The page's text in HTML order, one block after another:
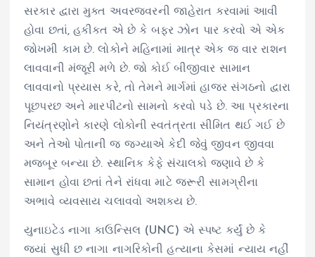
સરકાર દ્વારા મુક્ત અવરજવરની જાહેરાત કરવામાં આવી
હોવા છતાં, હકીકત એ છે કે બફર ઝોન પાર કરવો એ એક
જોખમી કામ છે. લોકોને મહિનામાં માત્ર એક જ વાર રાશન
લાવવાની મંજૂરી મળે છે. જો કોઈ બીજીવાર સામાન
લાવવાનો પ્રયાસ કરે, તો તેમને માર્ગમાં હાજર સંગઠનો દ્વારા
પૂછપરછ અને મારપીટનો સામનો કરવો પડે છે. આ પ્રકારના
નિયંત્રણોને કારણે લોકોની સ્વતંત્રતા સીમિત થઈ ગઈ છે
અને તેઓ પોતાની જ જગ્યાએ કેદી જેવું જીવન જીવવા
મજબૂર બન્યા છે. સ્થાનિક કેફે સંચાલકો જણાવે છે કે
સામાન હોવા છતાં તેને રાંધવા માટે જરૂરી સામગ્રીના
અભાવે વ્યવસાય ચલાવવો અશક્ય છે.
યુનાઇટેડ નાગા કાઉન્સિલ (UNC) એ સ્પષ્ટ કર્યું છે કે
જ્યાં સુધી છ નાગા નાગરિકોની હત્યાના કેસમાં ન્યાય નહીં